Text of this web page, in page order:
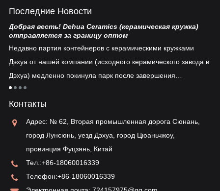
Последние Новости
Добрая весть! Dehua Ceramics (керамическая кружка)
отправляется за границу оптом
Недавно партия контейнеров с керамическими кружками
Дэхуа от нашей компании (исходного керамического завода в
Дэхуа) медленно покинула парк после завершения
таможенного оформления...
Контакты
Адрес: № 62, Вторая промышленная дорога Сюнань,
город Лунсюнь, уезд Дэхуа, город Цюаньчжоу,
провинция Фуцзянь, Китай
Тел.:+86-18060016339
Телефон:+86-18060016339